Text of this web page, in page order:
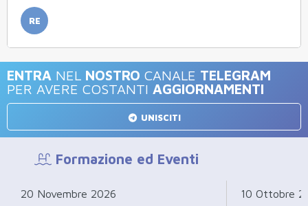
RE
ENTRA NEL NOSTRO CANALE TELEGRAM
PER AVERE COSTANTI AGGIORNAMENTI
UNISCITI
Formazione ed Eventi
20 Novembre 2026 10 Ottobre